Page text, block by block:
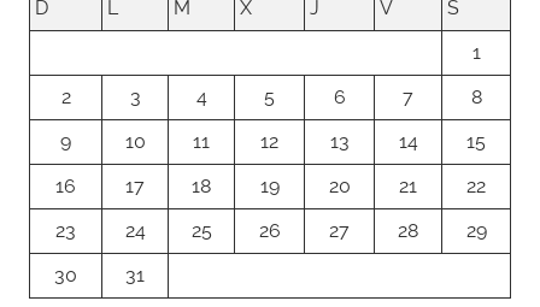
D
L M X J V
S
1
2
3 4 5 6 7
8
9
10 11 12 13 14
15
16
17 18 19 20 21
22
23
24 25 26 27 28
29
30
31